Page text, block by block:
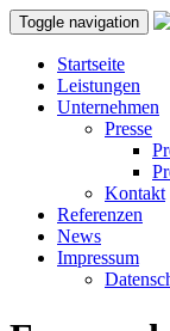
Toggle navigation
Startseite
Leistungen
Unternehmen
Presse
Kontakt
Referenzen
News
Impressum